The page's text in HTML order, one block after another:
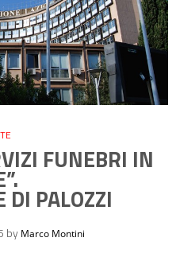
FUNEBRI IN
DI PALOZZI
by Marco Montini